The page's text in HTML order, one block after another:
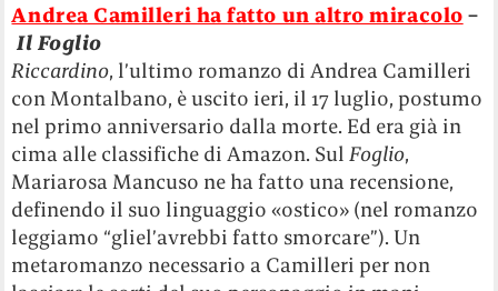
Andrea Camilleri ha fatto un altro miracolo –
Il Foglio
Riccardino, l’ultimo romanzo di Andrea Camilleri
con Montalbano, è uscito ieri, il 17 luglio, postumo
nel primo anniversario dalla morte. Ed era già in
cima alle classifiche di Amazon. SulFoglio,
Mariarosa Mancuso ne ha fatto una recensione,
definendo il suo linguaggio «ostico» (nel romanzo
leggiamo “gliel’avrebbi fatto smorcare”). Un
metaromanzo necessario a Camilleri per non